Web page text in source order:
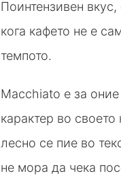
Поинтензивен
кога кафето не е
темпото.
Macchiato е за
карактер во
лесно се пие во
не мора да чека